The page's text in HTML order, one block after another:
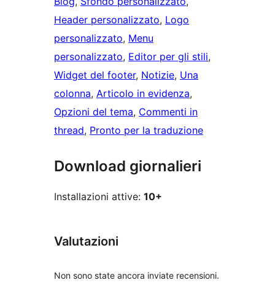
Header personalizzato, Logo
personalizzato, Menu
personalizzato, Editor per gli stili
Widget del footer, Notizie, Una
colonna, Articolo in evidenza
Opzioni del tema, Commenti in
thread, Pronto per la traduzione
Download giornalieri
Installazioni attive: 10+
Valutazioni
Non sono state ancora inviate recensioni.